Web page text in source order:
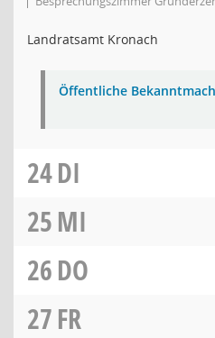
Landratsamt Kronach
Öffentliche
24DI
25MI
26DO
27FR